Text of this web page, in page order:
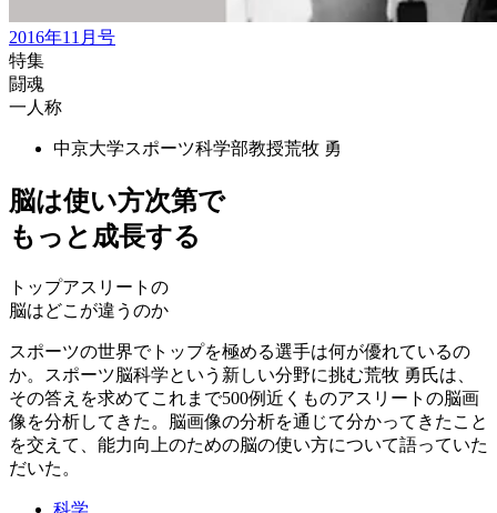
2016年11月号
特集
闘魂
一人称
中京大学スポーツ科学部教授荒牧 勇
脳は使い方次第で
もっと成長する
トップアスリートの
脳はどこが違うのか
スポーツの世界でトップを極める選手は何が優れているの
か。スポーツ脳科学という新しい分野に挑む荒牧 勇氏は、
その答えを求めてこれまで500例近くものアスリートの脳画
像を分析してきた。脳画像の分析を通じて分かってきたこと
を交えて、能力向上のための脳の使い方について語っていた
だいた。
科学